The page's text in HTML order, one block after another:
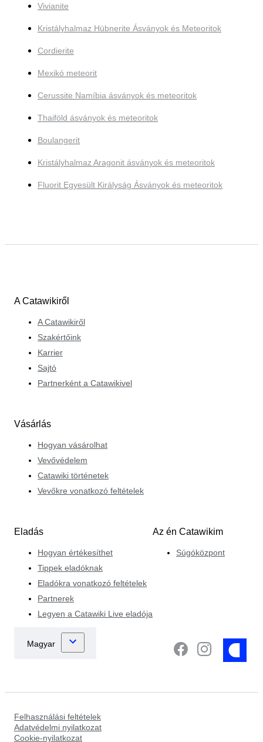
Vivianite
Kristályhalmaz Hübnerite Ásványok és Meteoritok
Cordierite
Mexikó meteorit
Cerussite Namíbia ásványok és meteoritok
Thaiföld ásványok és meteoritok
Boulangerit
Kristályhalmaz Aragonit ásványok és meteoritok
Fluorit Egyesült Királyság Ásványok és meteoritok
A Catawikiről
A Catawikiről
Szakértőink
Karrier
Sajtó
Partnerként a Catawikivel
Vásárlás
Hogyan vásárolhat
Vevővédelem
Catawiki történetek
Vevőkre vonatkozó feltételek
Eladás
Hogyan értékesíthet
Tippek eladóknak
Eladókra vonatkozó feltételek
Partnerek
Legyen a Catawiki Live eladója
Az én Catawikim
Súgóközpont
Felhasználási feltételek
Adatvédelmi nyilatkozat
Cookie-nyilatkozat